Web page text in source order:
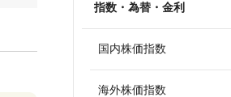
指数・為替・金利
国内株価指数
海外株価指数